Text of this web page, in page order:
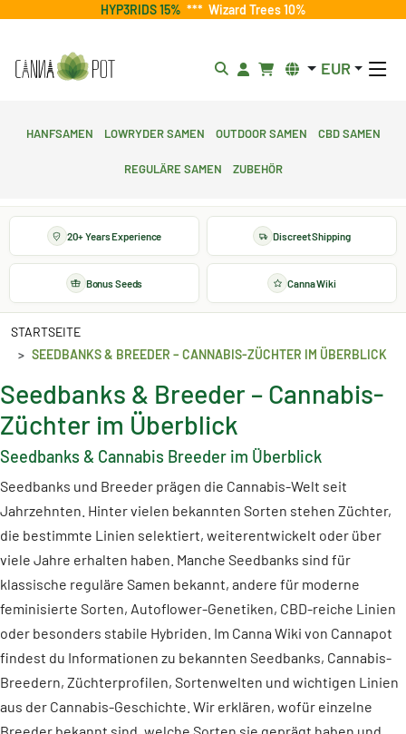
HYP3RIDS 15% *** Wizard Trees 10%
EUR
Hanfsamen Lowryder Samen Outdoor Samen CBD Samen
Reguläre Samen Zubehör
20+ Years Experience Discreet Shipping
Bonus Seeds Canna Wiki
STARTSEITE
SEEDBANKS & BREEDER – CANNABIS-ZÜCHTER IM ÜBERBLICK
Seedbanks & Breeder – Cannabis-
Züchter im Überblick
Seedbanks & Cannabis Breeder im Überblick
Seedbanks und Breeder prägen die Cannabis-Welt seit
Jahrzehnten. Hinter vielen bekannten Sorten stehen Züchter,
die bestimmte Linien selektiert, weiterentwickelt oder über
viele Jahre erhalten haben. Manche Seedbanks sind für
klassische reguläre Samen bekannt, andere für moderne
feminisierte Sorten, Autoflower-Genetiken, CBD-reiche Linien
oder besonders stabile Hybriden. Im Canna Wiki von Cannapot
findest du Informationen zu bekannten Seedbanks, Cannabis-
Breedern, Züchterprofilen, Sortenwelten und wichtigen Linien
aus der Cannabis-Geschichte. Wir erklären, wofür einzelne